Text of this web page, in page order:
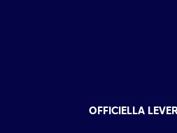
OFFICIELLA